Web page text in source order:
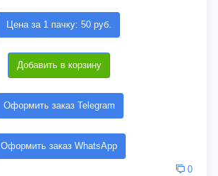
Цена за 1 пачку: 50 руб.
Добавить в корзину
Оформить заказ Telegram
Оформить заказ WhatsApp
0